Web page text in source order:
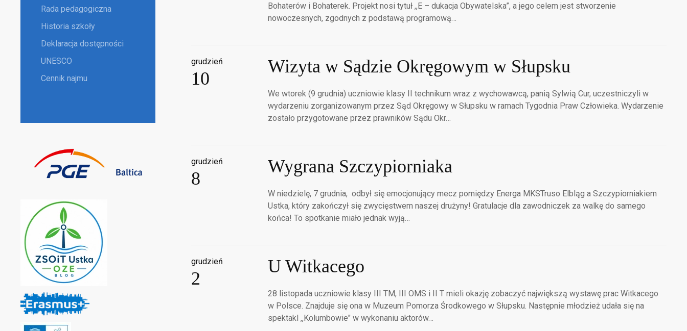
Rada pedagogiczna
Historia szkoły
Deklaracja dostępności
UNESCO
Cennik najmu
Bohaterów i Bohaterek. Projekt nosi tytuł ,,E – dukacja Obywatelska”, a jego celem jest stworzenie
nowoczesnych, zgodnych z podstawą programową…
grudzień
10
Wizyta w Sądzie Okręgowym w Słupsku
We wtorek (9 grudnia) uczniowie klasy II technikum wraz z wychowawcą, panią Sylwią Cur, uczestniczyli w
wydarzeniu zorganizowanym przez Sąd Okręgowy w Słupsku w ramach Tygodnia Praw Człowieka. Wydarzenie
zostało przygotowane przez prawników Sądu Okr…
grudzień
8
Wygrana Szczypiorniaka
W niedzielę, 7 grudnia, odbył się emocjonujący mecz pomiędzy Energa MKSTruso Elbląg a Szczypiorniakiem
Ustka, który zakończył się zwycięstwem naszej drużyny! Gratulacje dla zawodniczek za walkę do samego
końca! To spotkanie miało jednak wyją…
grudzień
2
U Witkacego
28 listopada uczniowie klasy III TM, III OMS i II T mieli okazję zobaczyć największą wystawę prac Witkacego
w Polsce. Znajduje się ona w Muzeum Pomorza Środkowego w Słupsku. Następnie młodzież udała się na
spektakl ,,Kolumbowie" w wykonaniu aktorów…